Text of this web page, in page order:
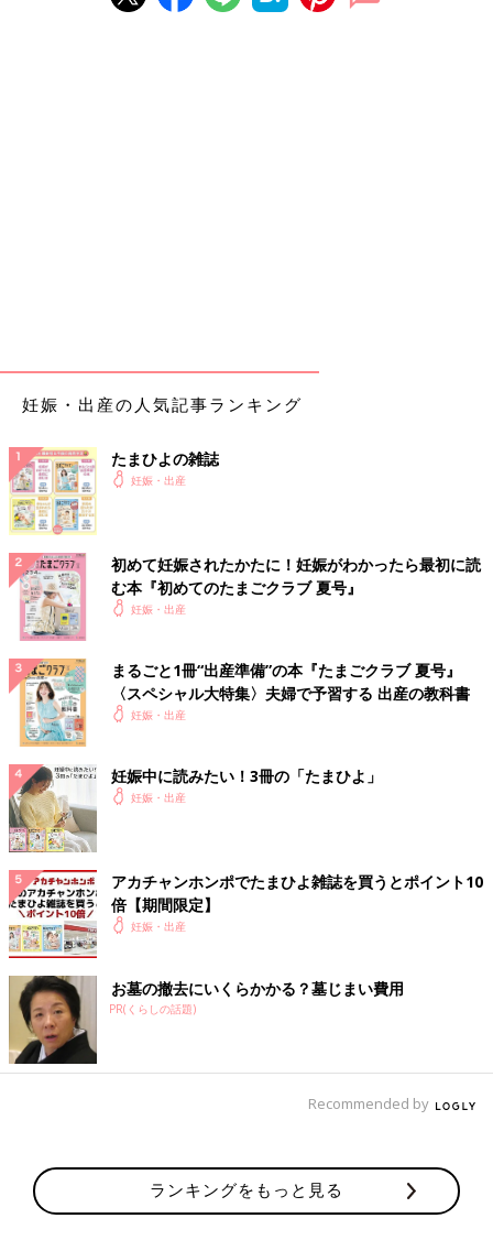
NSTで赤ちゃんの様子を確認
(腰と下腹あたりに鈍痛)
14:00
1〜2分毎のキツイ陣痛開始
(腰と下腹あたりに鈍痛より叫びたいくらいの痛み)
→子宮口の開き 4〜6cm
ここで夫に連絡して立ち会いの為に産院に呼ぶ
14:30
1〜2分毎のキツイ陣痛
(下腹の痛みが酷く、腰も開いてくる感覚で、「いーたーいー」
って叫ばないと辛い痛さ)
→子宮口の開き 8cm
15:00
1〜2分毎のキツイ陣痛
助産師さんに「いきみたかったら、いきんでいいんだよー」って
言われて痛み逃さなくていいのか!って気づく。
夫、産院に到着
子宮口の開き全開
いきみ始める
大きくて、なかなか出ない
15:10
いきむも出ない時間が続く
→この時、いきむ時に助産師さん2人が両足を持ってくれ、押し
出す時に足を抱え込んでくれて、下に押し出す為に手伝ってくれ
→会陰切開
いきむ時に馬乗り、両足抱える
妊娠・出産の人気記事ランキング
たまひよの雑誌
妊娠・出産
初めて妊娠されたかたに！妊娠がわかったら最初に読
む本『初めてのたまごクラブ 夏号』
妊娠・出産
まるごと1冊“出産準備”の本『たまごクラブ 夏号』
〈スペシャル大特集〉夫婦で予習する 出産の教科書
妊娠・出産
妊娠中に読みたい！3冊の「たまひよ」
妊娠・出産
アカチャンホンポでたまひよ雑誌を買うとポイント10
倍【期間限定】
妊娠・出産
お墓の撤去にいくらかかる？墓じまい費用
PR(くらしの話題)
Recommended by
ランキングをもっと見る